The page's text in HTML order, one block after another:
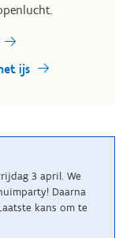
ijs
3 april. We
Daarna
kans om te